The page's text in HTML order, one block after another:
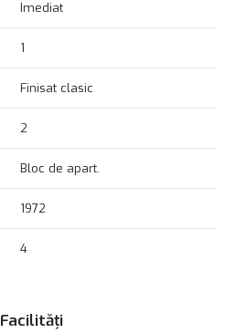
Imediat
1
Finisat clasic
2
Bloc de apart.
1972
4
Facilități